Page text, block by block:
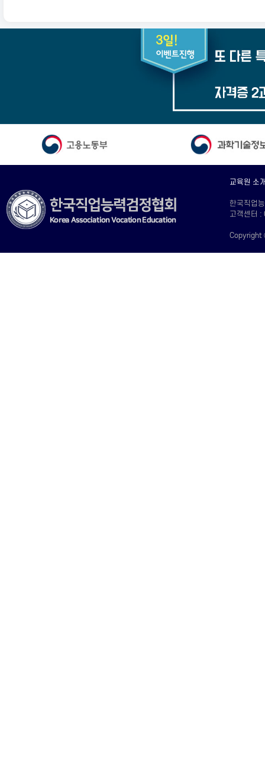
교육원 소
한국직업
고객센터
Copyright